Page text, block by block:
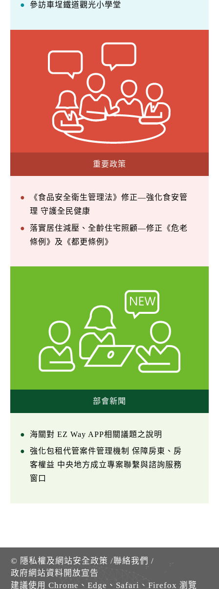
參訪車埕鐵道觀光小學堂
重要政策
《食品安全衛生管理法》修正—強化食安管
理 守護全民健康
落實居住減壓、全齡住宅照顧—修正《危老
條例》及《都更條例》
部會新聞
海關對 EZ Way APP相關議題之說明
強化包租代管案件管理機制 保障房東、房
客權益 中央地方成立專案聯繫與諮詢服務
窗口
© 隱私權及網站安全政策 /聯絡我們 /
政府網站資料開放宣告
建議使用 Chrome、Edge、Safari、Firefox 瀏覽